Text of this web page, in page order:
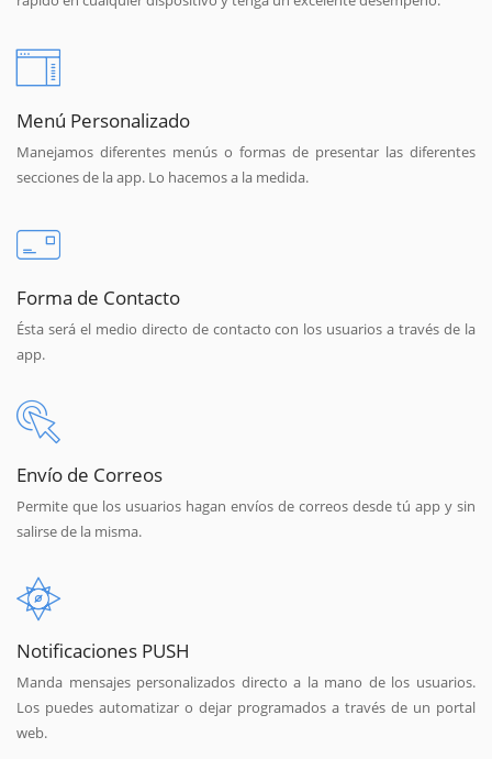
Menú Personalizado
Manejamos diferentes menús o formas de presentar las diferentes
secciones de la app. Lo hacemos a la medida.
Forma de Contacto
Ésta será el medio directo de contacto con los usuarios a través de la
app.
Envío de Correos
Permite que los usuarios hagan envíos de correos desde tú app y sin
salirse de la misma.
Notificaciones PUSH
Manda mensajes personalizados directo a la mano de los usuarios.
Los puedes automatizar o dejar programados a través de un portal
web.